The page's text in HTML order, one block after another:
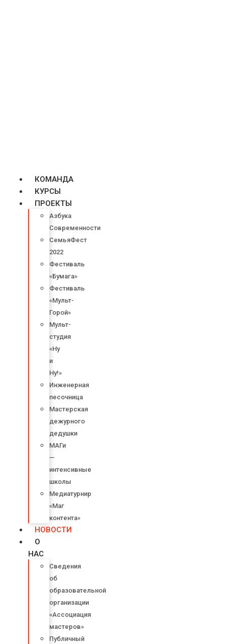
КОМАНДА
КУРСЫ
ПРОЕКТЫ
Азбука
Современности
СемьяФест
2022
Фестиваль
«Бумага»
Фестиваль
«Мульт-
Горой»
Мульт-
студия
«Ну
и
Ну!»
Инженерная
песочница
Мастерская
дежурного
дедушки
МАГи
—
интенсивные
школы
Медиатурнир
«Маг
контента»
НОВОСТИ
О
НАС
Сведения
об
образовательной
организации
«Ассоциация
мастеров»
Публичный